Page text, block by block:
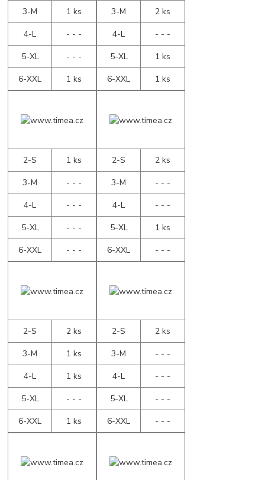
3-M
1 ks
4-L
- - -
5-XL
- - -
6-XXL
1 ks
3-M
2 ks
4-L
- - -
5-XL
1 ks
6-XXL
1 ks
2-S
1 ks
3-M
- - -
4-L
- - -
5-XL
- - -
6-XXL
- - -
2-S
2 ks
3-M
- - -
4-L
- - -
5-XL
1 ks
6-XXL
- - -
2-S
2 ks
3-M
1 ks
4-L
1 ks
5-XL
- - -
6-XXL
1 ks
2-S
2 ks
3-M
- - -
4-L
- - -
5-XL
- - -
6-XXL
- - -